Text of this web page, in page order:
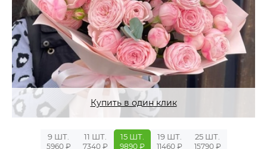
Купить в один клик
9 ШТ.
5960 ₽
11 ШТ.
7340 ₽
15 ШТ.
9890 ₽
19 ШТ.
11460 ₽
25 ШТ.
15790 ₽